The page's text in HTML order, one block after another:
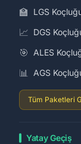
🏫 LGS
📈 DGS
🎯 ALES
📊 AGS
Tüm Paketleri
Yatay Geçiş